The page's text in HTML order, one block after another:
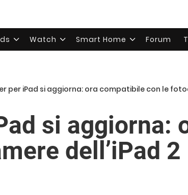
Watch Smart Home Forum
per iPad si aggiorna: ora compatibile con le
si aggiorna:
dell’iPad 2